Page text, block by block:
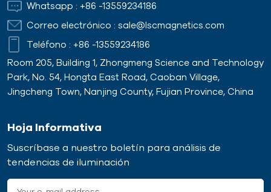
Whatsapp : +86 -13559234186
Correo electrónico : sale@lscmagnetics.com
Teléfono : +86 -13559234186
Room 205, Building 1, Zhongmeng Science and Technology
Park, No. 54, Hongta East Road, Caoban Village,
Jingcheng Town, Nanjing County, Fujian Province, China
Hoja Informativa
Suscríbase a nuestro boletín para análisis de
tendencias de iluminación